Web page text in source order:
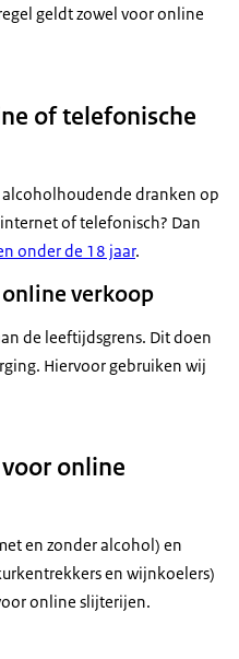
geldt zowel voor online
of telefonische
dranken op
of telefonisch? Dan
onder de 18 jaar.
verkoop
de leeftijdsgrens. Dit doen
Hiervoor gebruiken wij
online
en zonder alcohol) en
en wijnkoelers)
online slijterijen.